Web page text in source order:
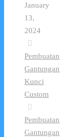
January
13,
2024
Pembuatan
Gantungan
Kunci
Custom
Pembuatan
Gantungan